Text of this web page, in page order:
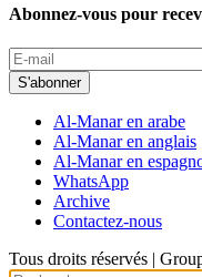
Abonnez-vous pour
S'abonner
Al-Manar en arabe
Al-Manar en anglais
Al-Manar en
WhatsApp
Archive
Contactez-nous
Tous droits réservés |